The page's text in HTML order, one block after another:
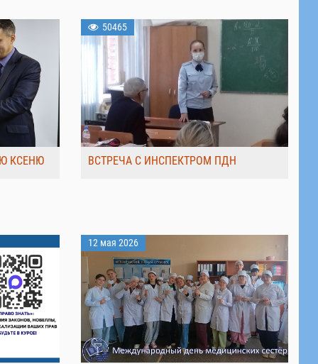
КСЕНЮ
50465
ВСТРЕЧА С ИНСПЕКТРОМ ПДН
12 мая 2026